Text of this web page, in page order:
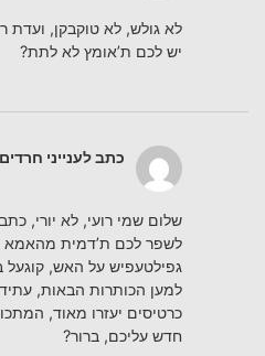
לא גולש, לא טוקבקן, ועדת
יש לכם ת’אומץ לא לתת?
כתב לענייני חרדים
שלום שמי רועי, לא יורי,
לשפר לכם ת’דמית מהאמא
גפילטעפיש על האש, קוגעל
כרטיסים יעזרו מאוד,
חדש עליכם, ברור?